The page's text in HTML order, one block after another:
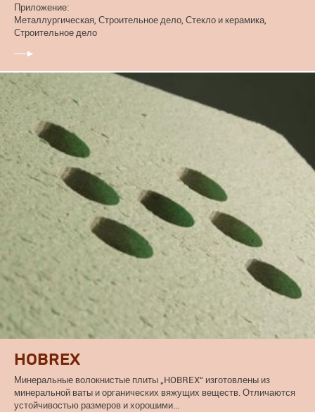
Приложение:
Металлургическая, Строительное дело, Стекло и керамика,
Строительное дело
HOBREX
Минеральные волокнистые плиты „HOBREX“ изготовлены из
минеральной ваты и органических вяжущих веществ. Отличаются
устойчивостью размеров и хорошими...